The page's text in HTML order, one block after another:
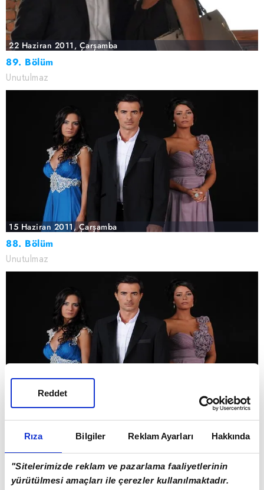
Rıza Bilgiler Reklam Ayarları Hakkında
"Sitelerimizde reklam ve pazarlama faaliyetlerinin
yürütülmesi amaçları ile çerezler kullanılmaktadır.
Reddet
22 Haziran 2011, Çarşamba
89. Bölüm
Unutulmaz
15 Haziran 2011, Çarşamba
88. Bölüm
Unutulmaz
8 Haziran 2011, Çarşamba
87. Bölüm
Unutulmaz